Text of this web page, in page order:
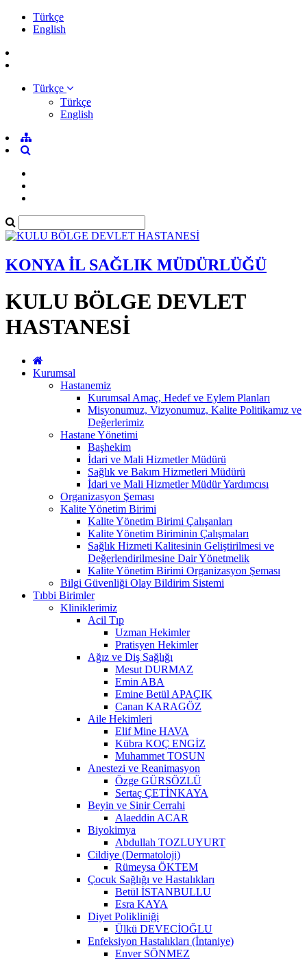
Türkçe
English
Türkçe
Türkçe
English
KONYA İL SAĞLIK MÜDÜRLÜĞÜ
KULU BÖLGE DEVLET
HASTANESİ
Kurumsal
Hastanemiz
Kurumsal Amaç, Hedef ve Eylem Planları
Misyonumuz, Vizyonumuz, Kalite Politikamız ve
Değerlerimiz
Hastane Yönetimi
Başhekim
İdari ve Mali Hizmetler Müdürü
Sağlık ve Bakım Hizmetleri Müdürü
İdari ve Mali Hizmetler Müdür Yardımcısı
Organizasyon Şeması
Kalite Yönetim Birimi
Kalite Yönetim Birimi Çalışanları
Kalite Yönetim Biriminin Çalışmaları
Sağlık Hizmeti Kalitesinin Geliştirilmesi ve
Değerlendirilmesine Dair Yönetmelik
Kalite Yönetim Birimi Organizasyon Şeması
Bilgi Güvenliği Olay Bildirim Sistemi
Tıbbi Birimler
Kliniklerimiz
Acil Tıp
Uzman Hekimler
Pratisyen Hekimler
Ağız ve Diş Sağlığı
Mesut DURMAZ
Emin ABA
Emine Betül APAÇIK
Canan KARAGÖZ
Aile Hekimleri
Elif Mine HAVA
Kübra KOÇ ENGİZ
Muhammet TOSUN
Anestezi ve Reanimasyon
Özge GÜRSÖZLÜ
Sertaç ÇETİNKAYA
Beyin ve Sinir Cerrahi
Alaeddin ACAR
Biyokimya
Abdullah TOZLUYURT
Cildiye (Dermatoloji)
Rümeysa ÖKTEM
Çocuk Sağlığı ve Hastalıkları
Betül İSTANBULLU
Esra KAYA
Diyet Polikliniği
Ülkü DEVECİOĞLU
Enfeksiyon Hastalıkları (İntaniye)
Enver SÖNMEZ